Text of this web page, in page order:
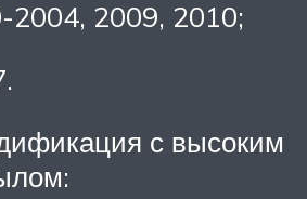
2004, 2009, 2010;
с высоким